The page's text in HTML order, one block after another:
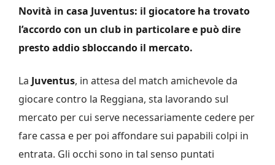
Novità in casa Juventus: il giocatore ha trovato
l’accordo con un club in particolare e può dire
presto addio sbloccando il mercato.
La Juventus, in attesa del match amichevole da
giocare contro la Reggiana, sta lavorando sul
mercato per cui serve necessariamente cedere per
fare cassa e per poi affondare sui papabili colpi in
entrata. Gli occhi sono in tal senso puntati